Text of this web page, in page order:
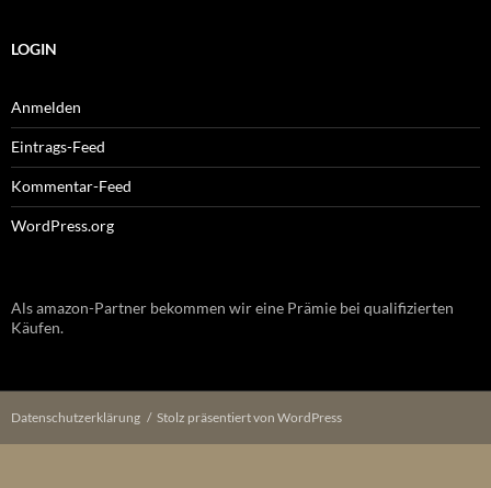
LOGIN
Anmelden
Eintrags-Feed
Kommentar-Feed
WordPress.org
Als amazon-Partner bekommen wir eine Prämie bei qualifizierten
Käufen.
Datenschutzerklärung Stolz präsentiert von WordPress